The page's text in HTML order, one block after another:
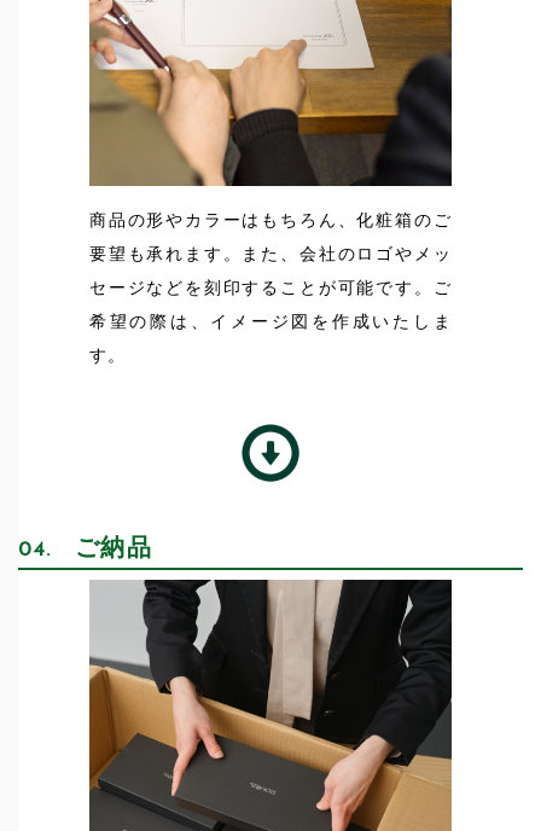
商品の形やカラーはもちろん、化粧箱のご
要望も承れます。また、会社のロゴやメッ
セージなどを刻印することが可能です。ご
希望の際は、イメージ図を作成いたしま
す。
04. ご納品